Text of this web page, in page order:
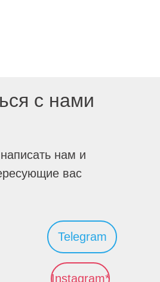
Instagram*
с нами
нам и
вас
Telegram